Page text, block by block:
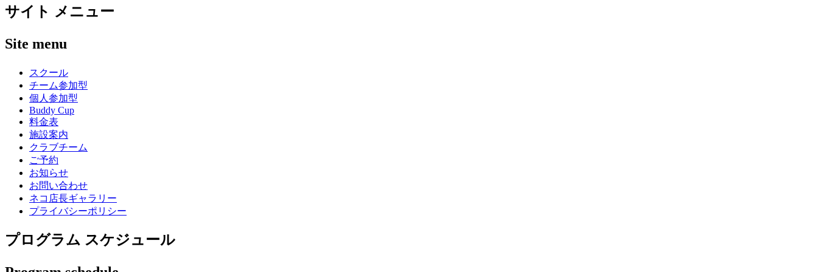
サイト メニュー
Site menu
スクール
チーム参加型
個人参加型
Buddy Cup
料金表
施設案内
クラブチーム
ご予約
お知らせ
お問い合わせ
ネコ店長ギャラリー
プライバシーポリシー
プログラム スケジュール